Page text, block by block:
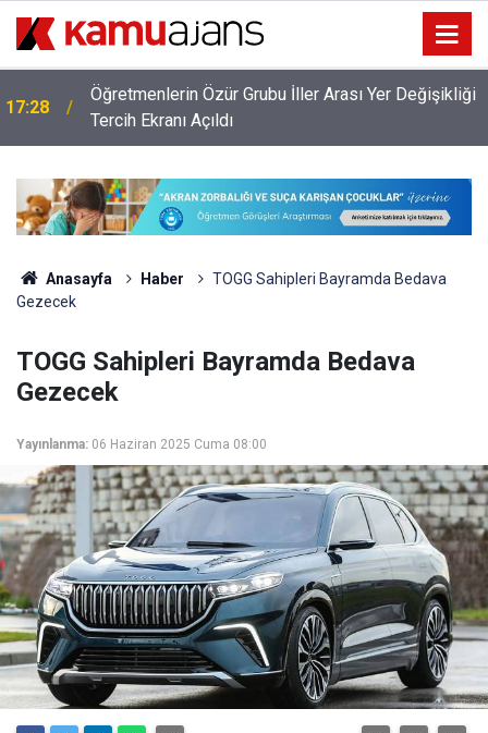
17:28
Öğretmenlerin Özür Grubu İller Arası Yer Değişikliği
Tercih Ekranı Açıldı
Anasayfa Haber
TOGG Sahipleri Bayramda Bedava
Gezecek
TOGG Sahipleri Bayramda Bedava
Gezecek
Yayınlanma: 06 Haziran 2025 Cuma 08:00